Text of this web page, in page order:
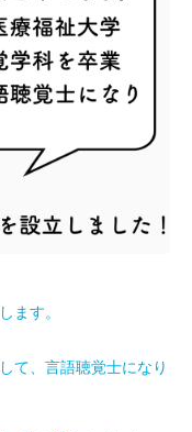
ます。
て、言語聴覚士になり